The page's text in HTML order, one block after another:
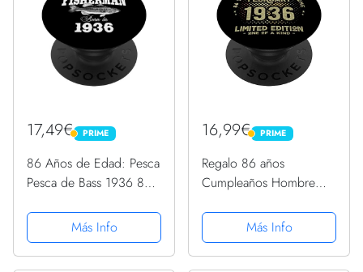
17,49€ PRIME
PRIME
86 Años de Edad: Pesca
Pesca de Bass 1936 86
PopGrip Intercambiable
Más Info
16,99€ PRIME
PRIME
Regalo 86 años
Cumpleaños Hombre
PopSockets PopGrip
Intercambiable
Más Info